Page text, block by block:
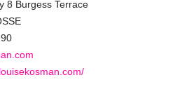
Burgess Terrace